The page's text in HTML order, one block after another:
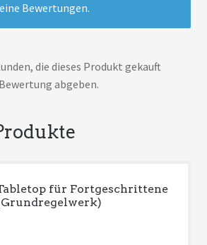
Bewertungen.
die dieses Produkt gekauft
abgeben.
für Fortgeschrittene